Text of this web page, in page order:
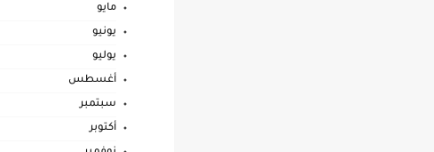
مايو
يونيو
يوليو
أغسطس
سبتمبر
أكتوبر